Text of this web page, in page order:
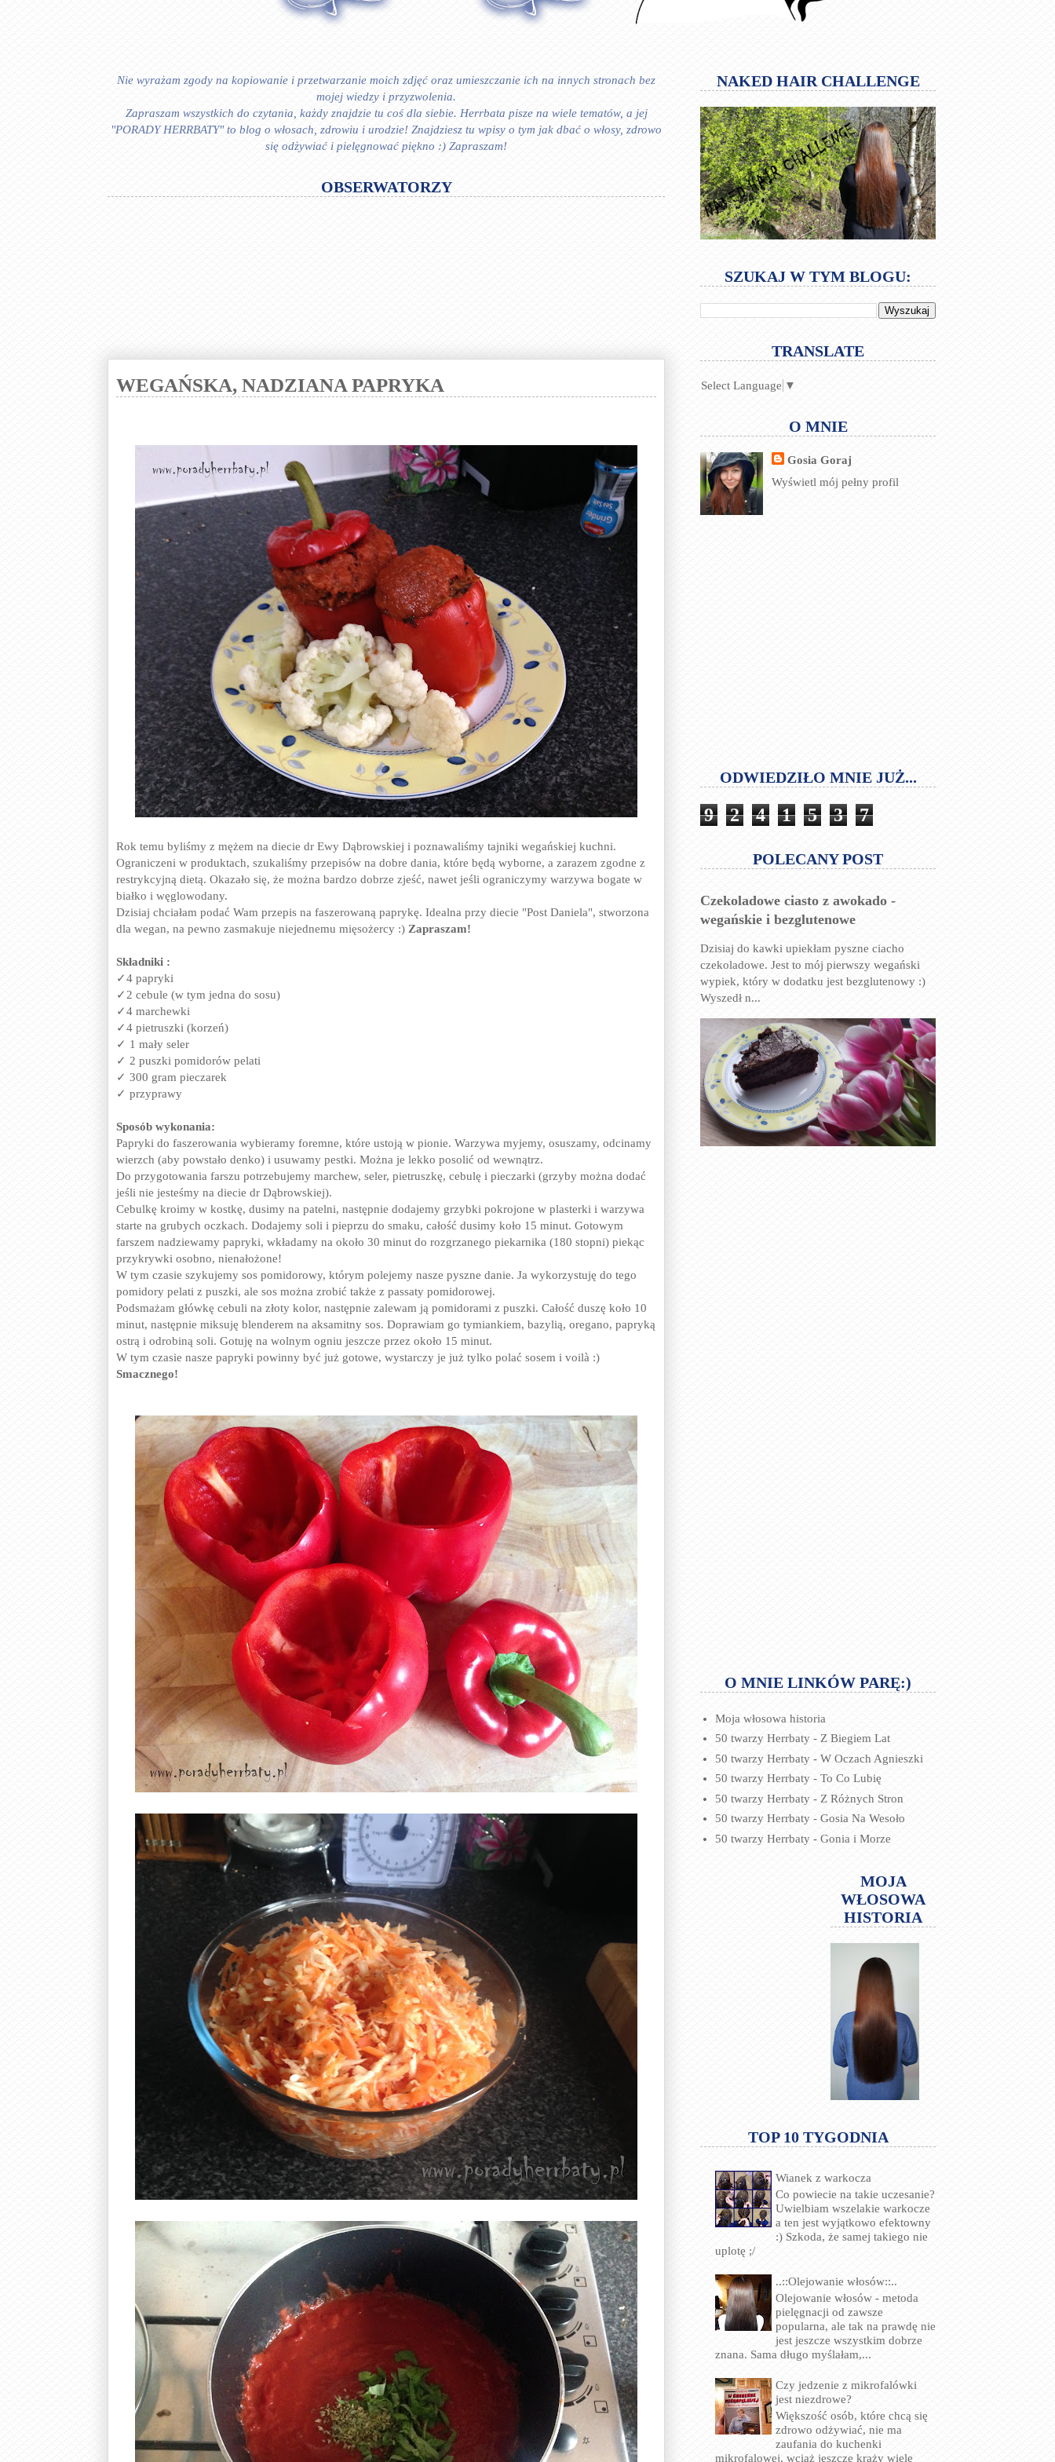
Nie wyrażam zgody na kopiowanie i przetwarzanie moich zdjęć oraz umieszczanie ich na innych stronach bez
mojej wiedzy i przyzwolenia.
Zapraszam wszystkich do czytania, każdy znajdzie tu coś dla siebie. Herrbata pisze na wiele tematów, a jej
"PORADY HERRBATY" to blog o włosach, zdrowiu i urodzie! Znajdziesz tu wpisy o tym jak dbać o włosy, zdrowo
się odżywiać i pielęgnować piękno :) Zapraszam!
OBSERWATORZY
WEGAŃSKA, NADZIANA PAPRYKA
Rok temu byliśmy z mężem na diecie dr Ewy Dąbrowskiej i poznawaliśmy tajniki wegańskiej kuchni.
Ograniczeni w produktach, szukaliśmy przepisów na dobre dania, które będą wyborne, a zarazem zgodne z
restrykcyjną dietą. Okazało się, że można bardzo dobrze zjeść, nawet jeśli ograniczymy warzywa bogate w
białko i węglowodany.
Dzisiaj chciałam podać Wam przepis na faszerowaną paprykę. Idealna przy diecie "Post Daniela", stworzona
dla wegan, na pewno zasmakuje niejednemu mięsożercy :) Zapraszam!
Składniki :
✓4 papryki
✓2 cebule (w tym jedna do sosu)
✓4 marchewki
✓4 pietruszki (korzeń)
✓ 1 mały seler
✓ 2 puszki pomidorów pelati
✓ 300 gram pieczarek
✓ przyprawy
Sposób wykonania:
Papryki do faszerowania wybieramy foremne, które ustoją w pionie. Warzywa myjemy, osuszamy, odcinamy
wierzch (aby powstało denko) i usuwamy pestki. Można je lekko posolić od wewnątrz.
Do przygotowania farszu potrzebujemy marchew, seler, pietruszkę, cebulę i pieczarki (grzyby można dodać
jeśli nie jesteśmy na diecie dr Dąbrowskiej).
Cebulkę kroimy w kostkę, dusimy na patelni, następnie dodajemy grzybki pokrojone w plasterki i warzywa
starte na grubych oczkach. Dodajemy soli i pieprzu do smaku, całość dusimy koło 15 minut. Gotowym
farszem nadziewamy papryki, wkładamy na około 30 minut do rozgrzanego piekarnika (180 stopni) piekąc
przykrywki osobno, nienałożone!
W tym czasie szykujemy sos pomidorowy, którym polejemy nasze pyszne danie. Ja wykorzystuję do tego
pomidory pelati z puszki, ale sos można zrobić także z passaty pomidorowej.
Podsmażam główkę cebuli na złoty kolor, następnie zalewam ją pomidorami z puszki. Całość duszę koło 10
minut, następnie miksuję blenderem na aksamitny sos. Doprawiam go tymiankiem, bazylią, oregano, papryką
ostrą i odrobiną soli. Gotuję na wolnym ogniu jeszcze przez około 15 minut.
W tym czasie nasze papryki powinny być już gotowe, wystarczy je już tylko polać sosem i voilà :)
Smacznego!
NAKED HAIR CHALLENGE
SZUKAJ W TYM BLOGU:
TRANSLATE
Select Language ▼
O MNIE
Gosia Goraj
Wyświetl mój pełny profil
ODWIEDZIŁO MNIE JUŻ...
9 2 4 1 5 3 7
POLECANY POST
Czekoladowe ciasto z awokado -
wegańskie i bezglutenowe
Dzisiaj do kawki upiekłam pyszne ciacho
czekoladowe. Jest to mój pierwszy wegański
wypiek, który w dodatku jest bezglutenowy :)
Wyszedł n...
O MNIE LINKÓW PARĘ:)
Moja włosowa historia
50 twarzy Herrbaty - Z Biegiem Lat
50 twarzy Herrbaty - W Oczach Agnieszki
50 twarzy Herrbaty - To Co Lubię
50 twarzy Herrbaty - Z Różnych Stron
50 twarzy Herrbaty - Gosia Na Wesoło
50 twarzy Herrbaty - Gonia i Morze
MOJA
WŁOSOWA
HISTORIA
TOP 10 TYGODNIA
Wianek z warkocza
Co powiecie na takie uczesanie?
Uwielbiam wszelakie warkocze
a ten jest wyjątkowo efektowny
:) Szkoda, że samej takiego nie
uplotę ;/
..::Olejowanie włosów::..
Olejowanie włosów - metoda
pielęgnacji od zawsze
popularna, ale tak na prawdę nie
jest jeszcze wszystkim dobrze
znana. Sama długo myślałam,...
Czy jedzenie z mikrofalówki
jest niezdrowe?
Większość osób, które chcą się
zdrowo odżywiać, nie ma
zaufania do kuchenki
mikrofalowej, wciąż jeszcze krąży wiele